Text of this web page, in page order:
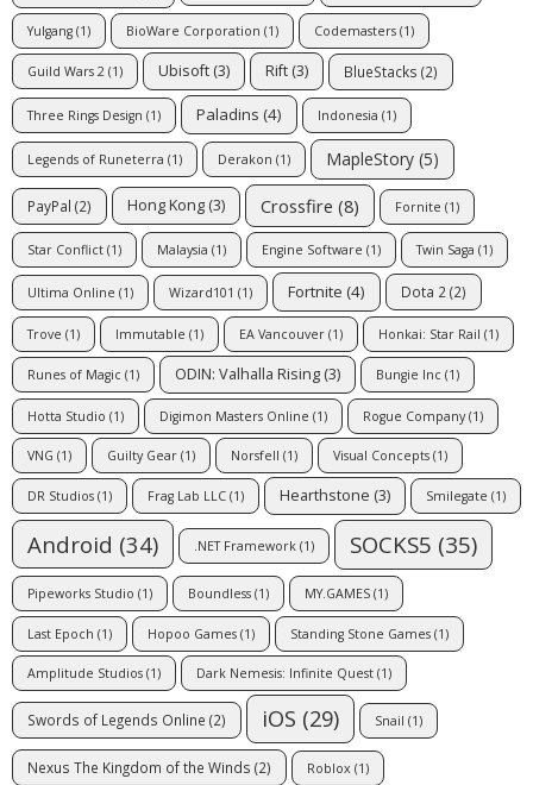
Yulgang (1) BioWare Corporation (1) Codemasters (1)
Guild Wars 2 (1) Ubisoft (3) Rift (3) BlueStacks (2)
Three Rings Design (1) Paladins (4) Indonesia (1)
Legends of Runeterra (1) Derakon (1) MapleStory (5)
PayPal (2) Hong Kong (3) Crossfire (8) Fornite (1)
Star Conflict (1) Malaysia (1) Engine Software (1) Twin Saga (1)
Ultima Online (1) Wizard101 (1) Fortnite (4) Dota 2 (2)
Trove (1) Immutable (1) EA Vancouver (1) Honkai: Star Rail (1)
Runes of Magic (1) ODIN: Valhalla Rising (3) Bungie Inc (1)
Hotta Studio (1) Digimon Masters Online (1) Rogue Company(1)
VNG (1) Guilty Gear (1) Norsfell (1) Visual Concepts (1)
DR Studios (1) Frag Lab LLC (1) Hearthstone (3) Smilegate (1)
Android (34) .NET Framework (1) SOCKS5 (35)
Pipeworks Studio (1) Boundless (1) MY.GAMES (1)
Last Epoch (1) Hopoo Games (1) Standing Stone Games (1)
Amplitude Studios (1) Dark Nemesis: Infinite Quest (1)
Swords of Legends Online (2) iOS (29) Snail (1)
Nexus The Kingdom of the Winds (2) Roblox (1)